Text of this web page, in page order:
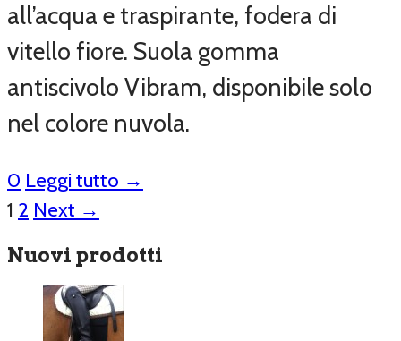
all’acqua e traspirante, fodera di
vitello fiore. Suola gomma
antiscivolo Vibram, disponibile solo
nel colore nuvola.
0 Leggi tutto →
1 2 Next →
Nuovi prodotti